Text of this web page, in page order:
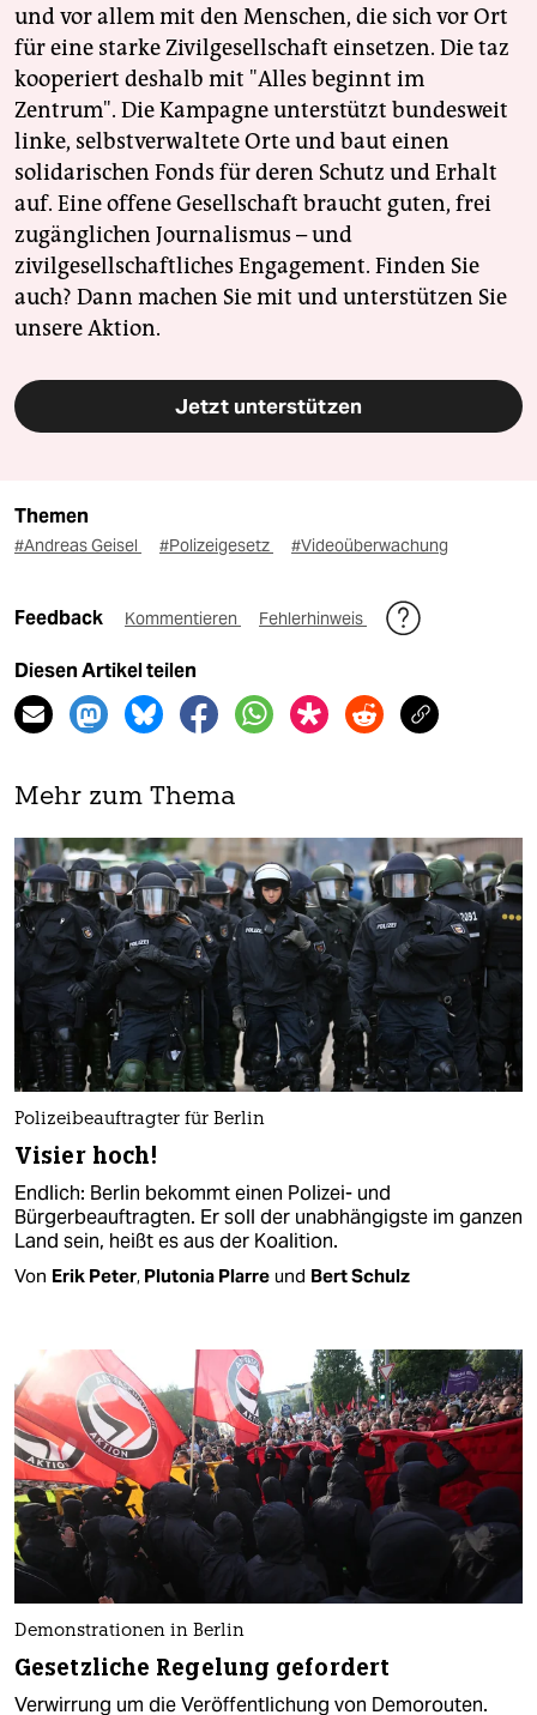
und vor allem mit den Menschen, die sich vor Ort
für eine starke Zivilgesellschaft einsetzen. Die taz
kooperiert deshalb mit "Alles beginnt im
Zentrum". Die Kampagne unterstützt bundesweit
linke, selbstverwaltete Orte und baut einen
solidarischen Fonds für deren Schutz und Erhalt
auf. Eine offene Gesellschaft braucht guten, frei
zugänglichen Journalismus – und
zivilgesellschaftliches Engagement. Finden Sie
auch? Dann machen Sie mit und unterstützen Sie
unsere Aktion.
Jetzt unterstützen
Themen
#Andreas Geisel #Polizeigesetz #Videoüberwachung
Feedback Kommentieren Fehlerhinweis
Diesen Artikel teilen
Mehr zum Thema
Polizeibeauftragter für Berlin
Visier hoch!
Endlich: Berlin bekommt einen Polizei- und
Bürgerbeauftragten. Er soll der unabhängigste im ganzen
Land sein, heißt es aus der Koalition.
Von Erik Peter, Plutonia Plarre und Bert Schulz
Demonstrationen in Berlin
Gesetzliche Regelung gefordert
Verwirrung um die Veröffentlichung von Demorouten.